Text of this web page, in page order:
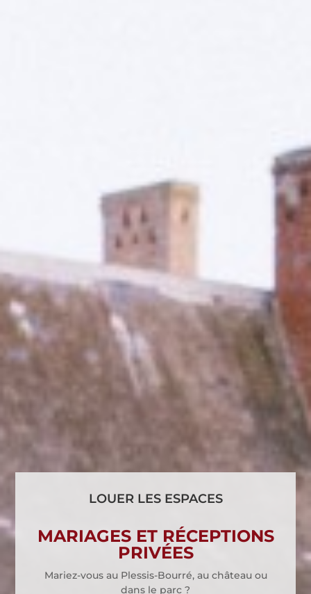
LOUER LES ESPACES
MARIAGES ET RÉCEPTIONS
PRIVÉES
Mariez-vous au Plessis-Bourré, au château ou
dans le parc ?